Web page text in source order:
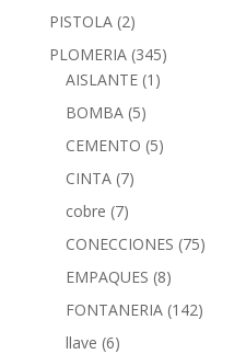
PISTOLA (2)
PLOMERIA (345)
AISLANTE (1)
BOMBA (5)
CEMENTO (5)
CINTA (7)
cobre (7)
CONECCIONES (75)
EMPAQUES (8)
FONTANERIA (142)
llave (6)